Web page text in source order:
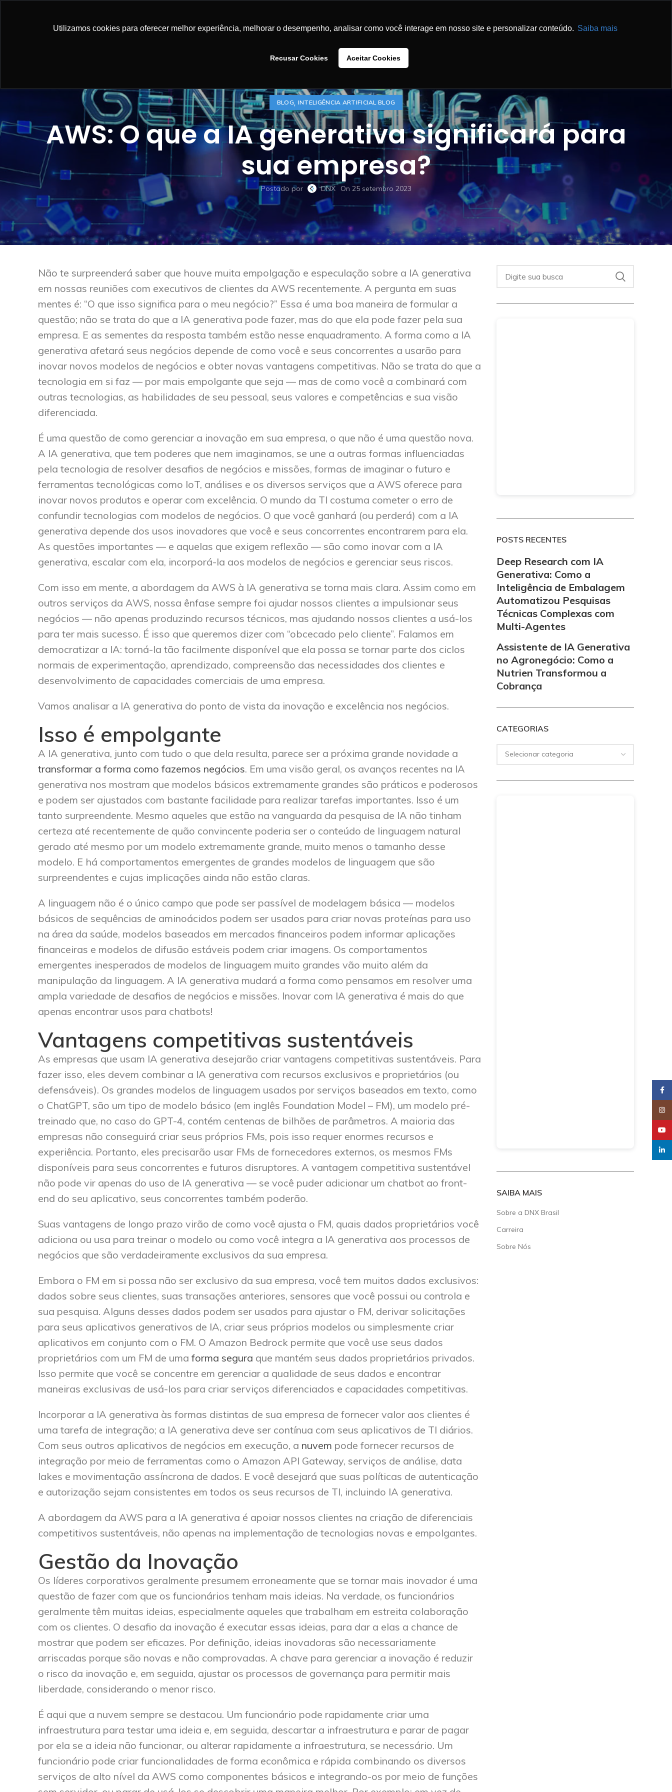
Utilizamos cookies para oferecer melhor experiência, melhorar o desempenho, analisar como você interage em nosso site e personalizar conteúdo. Saiba mais
Recusar Cookies Aceitar Cookies
BLOG, INTELIGÊNCIA ARTIFICIAL BLOG
AWS: O que a IA generativa significará para
sua empresa?
Postado por DNX On 25 setembro 2023
Não te surpreenderá saber que houve muita empolgação e especulação sobre a IA generativa
em nossas reuniões com executivos de clientes da AWS recentemente. A pergunta em suas
mentes é: “O que isso significa para o meu negócio?” Essa é uma boa maneira de formular a
questão; não se trata do que a IA generativa pode fazer, mas do que ela pode fazer pela sua
empresa. E as sementes da resposta também estão nesse enquadramento. A forma como a IA
generativa afetará seus negócios depende de como você e seus concorrentes a usarão para
inovar novos modelos de negócios e obter novas vantagens competitivas. Não se trata do que a
tecnologia em si faz — por mais empolgante que seja — mas de como você a combinará com
outras tecnologias, as habilidades de seu pessoal, seus valores e competências e sua visão
diferenciada.
É uma questão de como gerenciar a inovação em sua empresa, o que não é uma questão nova.
A IA generativa, que tem poderes que nem imaginamos, se une a outras formas influenciadas
pela tecnologia de resolver desafios de negócios e missões, formas de imaginar o futuro e
ferramentas tecnológicas como IoT, análises e os diversos serviços que a AWS oferece para
inovar novos produtos e operar com excelência. O mundo da TI costuma cometer o erro de
confundir tecnologias com modelos de negócios. O que você ganhará (ou perderá) com a IA
generativa depende dos usos inovadores que você e seus concorrentes encontrarem para ela.
As questões importantes — e aquelas que exigem reflexão — são como inovar com a IA
generativa, escalar com ela, incorporá-la aos modelos de negócios e gerenciar seus riscos.
Com isso em mente, a abordagem da AWS à IA generativa se torna mais clara. Assim como em
outros serviços da AWS, nossa ênfase sempre foi ajudar nossos clientes a impulsionar seus
negócios — não apenas produzindo recursos técnicos, mas ajudando nossos clientes a usá-los
para ter mais sucesso. É isso que queremos dizer com “obcecado pelo cliente”. Falamos em
democratizar a IA: torná-la tão facilmente disponível que ela possa se tornar parte dos ciclos
normais de experimentação, aprendizado, compreensão das necessidades dos clientes e
desenvolvimento de capacidades comerciais de uma empresa.
Vamos analisar a IA generativa do ponto de vista da inovação e excelência nos negócios.
Isso é empolgante
A IA generativa, junto com tudo o que dela resulta, parece ser a próxima grande novidade a
transformar a forma como fazemos negócios. Em uma visão geral, os avanços recentes na IA
generativa nos mostram que modelos básicos extremamente grandes são práticos e poderosos
e podem ser ajustados com bastante facilidade para realizar tarefas importantes. Isso é um
tanto surpreendente. Mesmo aqueles que estão na vanguarda da pesquisa de IA não tinham
certeza até recentemente de quão convincente poderia ser o conteúdo de linguagem natural
gerado até mesmo por um modelo extremamente grande, muito menos o tamanho desse
modelo. E há comportamentos emergentes de grandes modelos de linguagem que são
surpreendentes e cujas implicações ainda não estão claras.
A linguagem não é o único campo que pode ser passível de modelagem básica — modelos
básicos de sequências de aminoácidos podem ser usados para criar novas proteínas para uso
na área da saúde, modelos baseados em mercados financeiros podem informar aplicações
financeiras e modelos de difusão estáveis podem criar imagens. Os comportamentos
emergentes inesperados de modelos de linguagem muito grandes vão muito além da
manipulação da linguagem. A IA generativa mudará a forma como pensamos em resolver uma
ampla variedade de desafios de negócios e missões. Inovar com IA generativa é mais do que
apenas encontrar usos para chatbots!
Vantagens competitivas sustentáveis
As empresas que usam IA generativa desejarão criar vantagens competitivas sustentáveis. Para
fazer isso, eles devem combinar a IA generativa com recursos exclusivos e proprietários (ou
defensáveis). Os grandes modelos de linguagem usados por serviços baseados em texto, como
o ChatGPT, são um tipo de modelo básico (em inglês Foundation Model – FM), um modelo pré-
treinado que, no caso do GPT-4, contém centenas de bilhões de parâmetros. A maioria das
empresas não conseguirá criar seus próprios FMs, pois isso requer enormes recursos e
experiência. Portanto, eles precisarão usar FMs de fornecedores externos, os mesmos FMs
disponíveis para seus concorrentes e futuros disruptores. A vantagem competitiva sustentável
não pode vir apenas do uso de IA generativa — se você puder adicionar um chatbot ao front-
end do seu aplicativo, seus concorrentes também poderão.
Suas vantagens de longo prazo virão de como você ajusta o FM, quais dados proprietários você
adiciona ou usa para treinar o modelo ou como você integra a IA generativa aos processos de
negócios que são verdadeiramente exclusivos da sua empresa.
Embora o FM em si possa não ser exclusivo da sua empresa, você tem muitos dados exclusivos:
dados sobre seus clientes, suas transações anteriores, sensores que você possui ou controla e
sua pesquisa. Alguns desses dados podem ser usados para ajustar o FM, derivar solicitações
para seus aplicativos generativos de IA, criar seus próprios modelos ou simplesmente criar
aplicativos em conjunto com o FM. O Amazon Bedrock permite que você use seus dados
proprietários com um FM de uma forma segura que mantém seus dados proprietários privados.
Isso permite que você se concentre em gerenciar a qualidade de seus dados e encontrar
maneiras exclusivas de usá-los para criar serviços diferenciados e capacidades competitivas.
Incorporar a IA generativa às formas distintas de sua empresa de fornecer valor aos clientes é
uma tarefa de integração; a IA generativa deve ser contínua com seus aplicativos de TI diários.
Com seus outros aplicativos de negócios em execução, a nuvem pode fornecer recursos de
integração por meio de ferramentas como o Amazon API Gateway, serviços de análise, data
lakes e movimentação assíncrona de dados. E você desejará que suas políticas de autenticação
e autorização sejam consistentes em todos os seus recursos de TI, incluindo IA generativa.
A abordagem da AWS para a IA generativa é apoiar nossos clientes na criação de diferenciais
competitivos sustentáveis, não apenas na implementação de tecnologias novas e empolgantes.
Gestão da Inovação
Os líderes corporativos geralmente presumem erroneamente que se tornar mais inovador é uma
questão de fazer com que os funcionários tenham mais ideias. Na verdade, os funcionários
geralmente têm muitas ideias, especialmente aqueles que trabalham em estreita colaboração
com os clientes. O desafio da inovação é executar essas ideias, para dar a elas a chance de
mostrar que podem ser eficazes. Por definição, ideias inovadoras são necessariamente
arriscadas porque são novas e não comprovadas. A chave para gerenciar a inovação é reduzir
o risco da inovação e, em seguida, ajustar os processos de governança para permitir mais
liberdade, considerando o menor risco.
É aqui que a nuvem sempre se destacou. Um funcionário pode rapidamente criar uma
infraestrutura para testar uma ideia e, em seguida, descartar a infraestrutura e parar de pagar
por ela se a ideia não funcionar, ou alterar rapidamente a infraestrutura, se necessário. Um
funcionário pode criar funcionalidades de forma econômica e rápida combinando os diversos
serviços de alto nível da AWS como componentes básicos e integrando-os por meio de funções
POSTS RECENTES
Deep Research com IA
Generativa: Como a
Inteligência de Embalagem
Automatizou Pesquisas
Técnicas Complexas com
Multi-Agentes
Assistente de IA Generativa
no Agronegócio: Como a
Nutrien Transformou a
Cobrança
CATEGORIAS
SAIBA MAIS
Sobre a DNX Brasil
Carreira
Sobre Nós